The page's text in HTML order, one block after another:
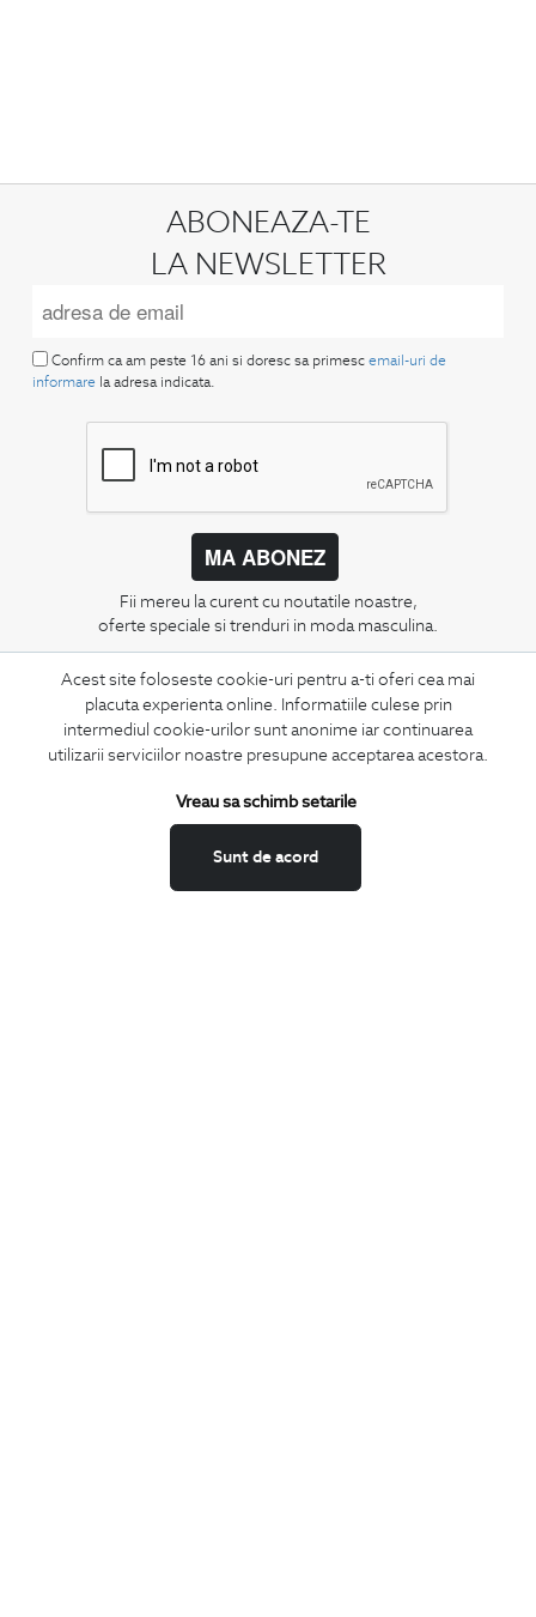
Acest site foloseste cookie-uri pentru a-ti oferi cea mai
placuta experienta online. Informatiile culese prin
intermediul cookie-urilor sunt anonime iar continuarea
utilizarii serviciilor noastre presupune acceptarea acestora.
Sunt de acord
Vreau sa schimb setarile
ABONEAZA-TE
LA NEWSLETTER
Confirm ca am peste 16 ani si doresc sa primesc email-uri de
informare la adresa indicata.
MA ABONEZ
Fii mereu la curent cu noutatile noastre,
oferte speciale si trenduri in moda masculina.
CONCIERGE
Termeni si conditii
Schimburi si retur
Feedback site
ANPC